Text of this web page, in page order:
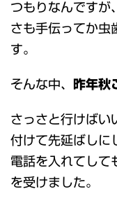
つもりなんですが
さも手伝ってか虫
す。
そんな中、 昨年秋
さっさと行けばい
付けて先延ばしに
電話を入れてして
を受けました。